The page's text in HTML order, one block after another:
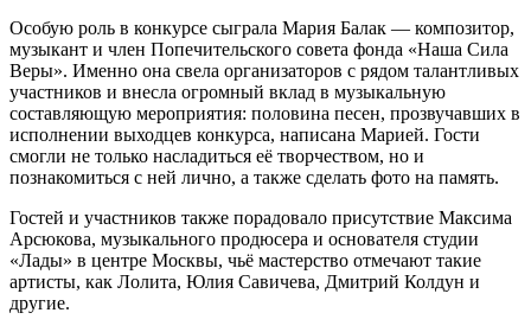
Особую роль в конкурсе сыграла Мария Балак — композитор,
музыкант и член Попечительского совета фонда «Наша Сила
Веры». Именно она свела организаторов с рядом талантливых
участников и внесла огромный вклад в музыкальную
составляющую мероприятия: половина песен, прозвучавших в
исполнении выходцев конкурса, написана Марией. Гости
смогли не только насладиться её творчеством, но и
познакомиться с ней лично, а также сделать фото на память.
Гостей и участников также порадовало присутствие Максима
Арсюкова, музыкального продюсера и основателя студии
«Лады» в центре Москвы, чьё мастерство отмечают такие
артисты, как Лолита, Юлия Савичева, Дмитрий Колдун и
другие.